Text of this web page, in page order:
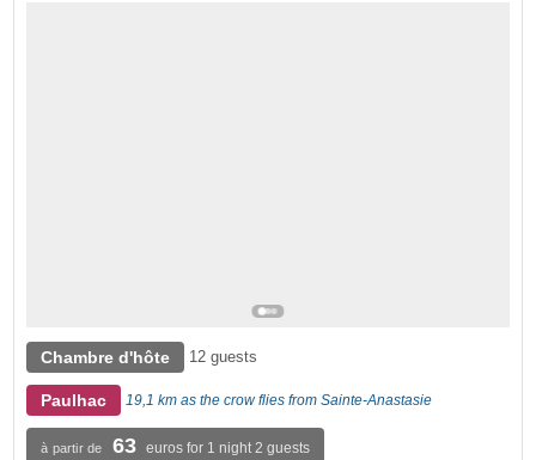
Chambre d'hôte 12 guests
Paulhac 19,1 km as the crow flies from Sainte-Anastasie
à partir de 63 euros for 1 night 2 guests